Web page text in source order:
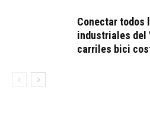
Conectar todos
industriales del
carriles bici